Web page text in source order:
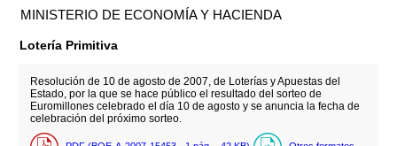
MINISTERIO DE ECONOMÍA Y HACIENDA
Lotería Primitiva
Resolución de 10 de agosto de 2007, de Loterías y Apuestas del
Estado, por la que se hace público el resultado del sorteo de
Euromillones celebrado el día 10 de agosto y se anuncia la fecha de
celebración del próximo sorteo.